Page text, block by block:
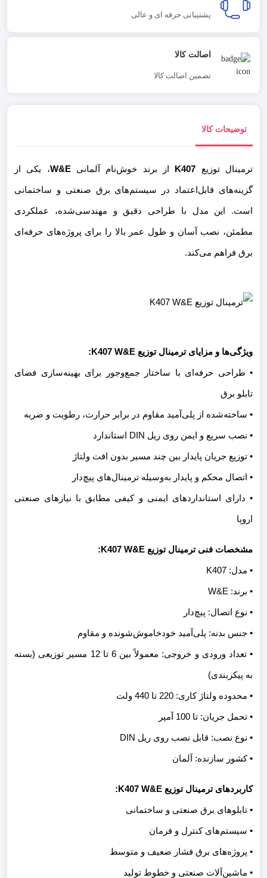
پشتیبانی حرفه ای و عالی
اصالت کالا
تضمین اصالت کالا
توضیحات کالا
ترمینال توزیع K407 از برند خوش‌نام آلمانیW&E، یکی از
گزینه‌های قابل‌اعتماد در سیستم‌های برق صنعتی و ساختمانی
است. این مدل با طراحی دقیق و مهندسی‌شده، عملکردی
مطمئن، نصب آسان و طول عمر بالا را برای پروژه‌های حرفه‌ای
برق فراهم می‌کند.
ویژگی‌ها و مزایای ترمینال توزیع K407 W&E:
• طراحی حرفه‌ای با ساختار جمع‌وجور برای بهینه‌سازی فضای
تابلو برق
• ساخته‌شده از پلی‌آمید مقاوم در برابر حرارت، رطوبت و ضربه
• نصب سریع و ایمن روی ریل DIN استاندارد
• توزیع جریان پایدار بین چند مسیر بدون افت ولتاژ
• اتصال محکم و پایدار به‌وسیله ترمینال‌های پیچ‌دار
• دارای استانداردهای ایمنی و کیفی مطابق با نیازهای صنعتی
اروپا
مشخصات فنی ترمینال توزیع K407 W&E:
• مدل: K407
• برند: W&E
• نوع اتصال: پیچ‌دار
• جنس بدنه: پلی‌آمید خودخاموش‌شونده و مقاوم
• تعداد ورودی و خروجی: معمولاً بین 6 تا 12 مسیر توزیعی (بسته
به پیکربندی)
• محدوده ولتاژ کاری: 220 تا 440 ولت
• تحمل جریان: تا 100 آمپر
• نوع نصب: قابل نصب روی ریل DIN
• کشور سازنده: آلمان
کاربردهای ترمینال توزیع K407 W&E:
• تابلوهای برق صنعتی و ساختمانی
• سیستم‌های کنترل و فرمان
• پروژه‌های برق فشار ضعیف و متوسط
• ماشین‌آلات صنعتی و خطوط تولید